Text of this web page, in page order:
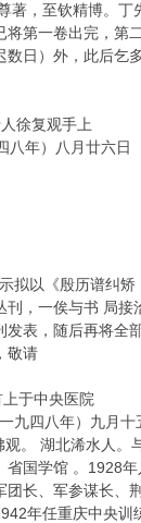
著，至钦精博。
第一卷出完，
日）外，此后乞
手上
日 另由邮
以《殷历谱纠
，一俟与书 局
表，随后再将全
敬请
医院
九月十
。 湖北浠水人。
国学馆 。1928
长、军参谋长、
年任重庆中央